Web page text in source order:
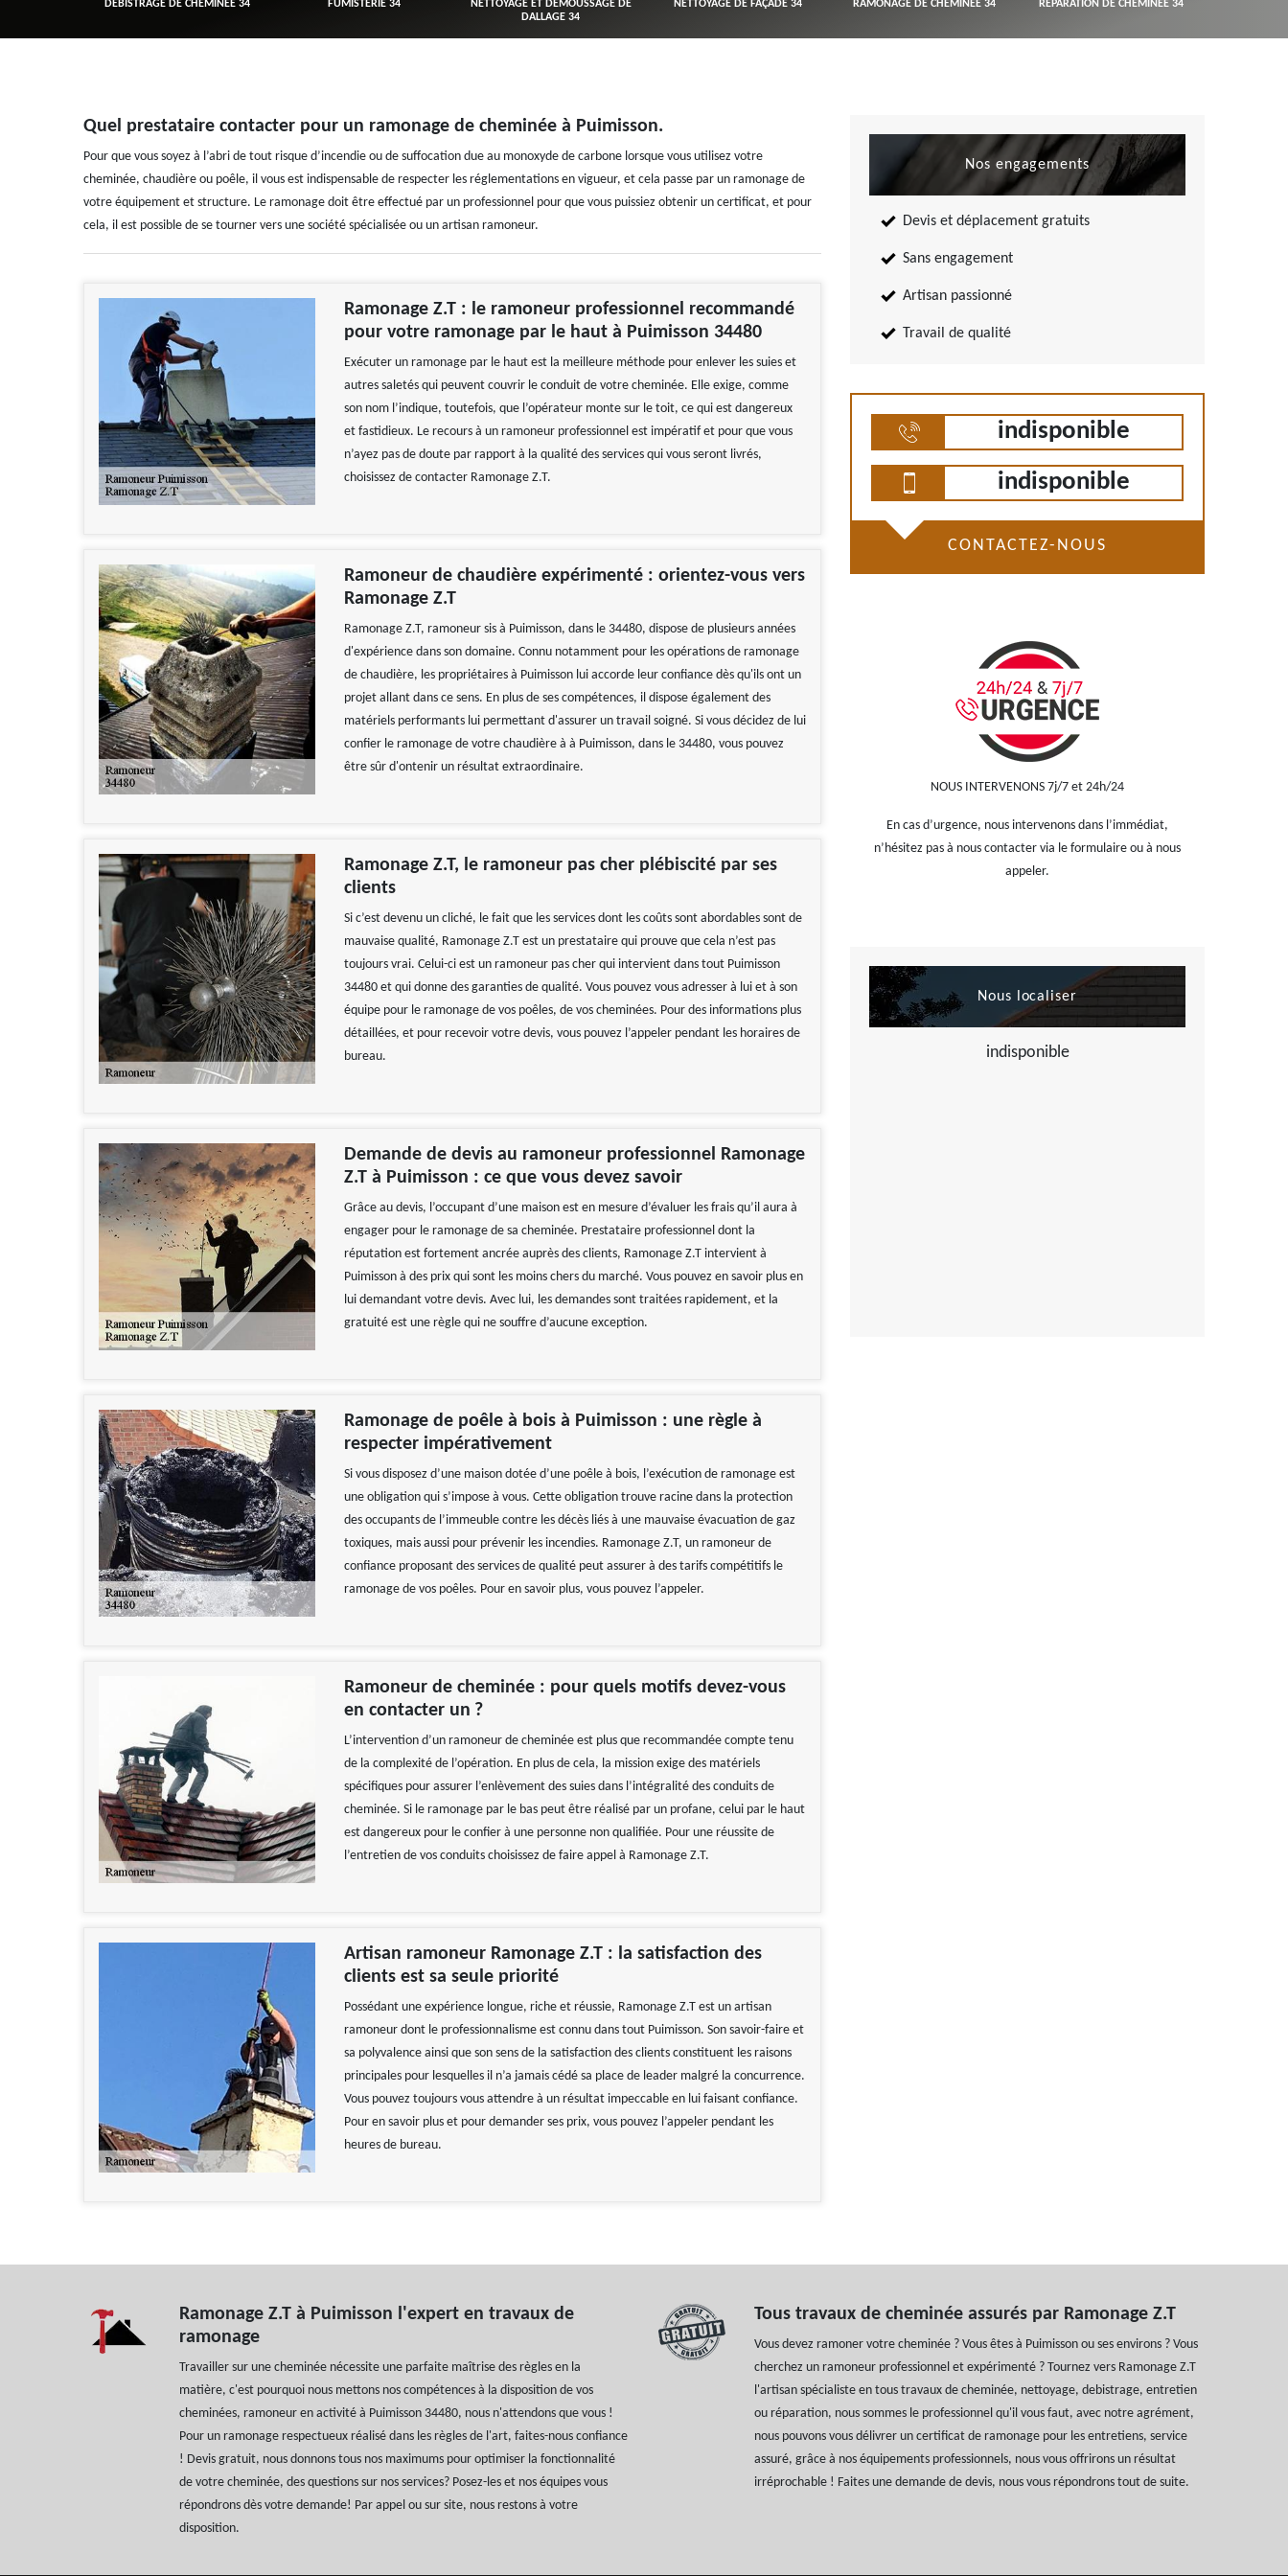
DÉBISTRAGE DE CHEMINÉE 34 FUMISTERIE 34
NETTOYAGE ET DÉMOUSSAGE DE
DALLAGE 34
NETTOYAGE DE FAÇADE 34 RAMONAGE DE CHEMINÉE 34 RÉPARATION DE CHEMINÉE 34
Quel prestataire contacter pour un ramonage de cheminée à Puimisson.
Pour que vous soyez à l’abri de tout risque d’incendie ou de suffocation due au monoxyde de carbone lorsque vous utilisez votre
cheminée, chaudière ou poêle, il vous est indispensable de respecter les réglementations en vigueur, et cela passe par un ramonage de
votre équipement et structure. Le ramonage doit être effectué par un professionnel pour que vous puissiez obtenir un certificat, et pour
cela, il est possible de se tourner vers une société spécialisée ou un artisan ramoneur.
Ramonage Z.T : le ramoneur professionnel recommandé
pour votre ramonage par le haut à Puimisson 34480
Exécuter un ramonage par le haut est la meilleure méthode pour enlever les suies et
autres saletés qui peuvent couvrir le conduit de votre cheminée. Elle exige, comme
son nom l’indique, toutefois, que l’opérateur monte sur le toit, ce qui est dangereux
et fastidieux. Le recours à un ramoneur professionnel est impératif et pour que vous
n’ayez pas de doute par rapport à la qualité des services qui vous seront livrés,
choisissez de contacter Ramonage Z.T.
Ramoneur de chaudière expérimenté : orientez-vous vers
Ramonage Z.T
Ramonage Z.T, ramoneur sis à Puimisson, dans le 34480, dispose de plusieurs années
d'expérience dans son domaine. Connu notamment pour les opérations de ramonage
de chaudière, les propriétaires à Puimisson lui accorde leur confiance dès qu'ils ont un
projet allant dans ce sens. En plus de ses compétences, il dispose également des
matériels performants lui permettant d'assurer un travail soigné. Si vous décidez de lui
confier le ramonage de votre chaudière à à Puimisson, dans le 34480, vous pouvez
être sûr d'ontenir un résultat extraordinaire.
Ramonage Z.T, le ramoneur pas cher plébiscité par ses
clients
Si c’est devenu un cliché, le fait que les services dont les coûts sont abordables sont de
mauvaise qualité, Ramonage Z.T est un prestataire qui prouve que cela n’est pas
toujours vrai. Celui-ci est un ramoneur pas cher qui intervient dans tout Puimisson
34480 et qui donne des garanties de qualité. Vous pouvez vous adresser à lui et à son
équipe pour le ramonage de vos poêles, de vos cheminées. Pour des informations plus
détaillées, et pour recevoir votre devis, vous pouvez l’appeler pendant les horaires de
bureau.
Demande de devis au ramoneur professionnel Ramonage
Z.T à Puimisson : ce que vous devez savoir
Grâce au devis, l’occupant d’une maison est en mesure d’évaluer les frais qu’il aura à
engager pour le ramonage de sa cheminée. Prestataire professionnel dont la
réputation est fortement ancrée auprès des clients, Ramonage Z.T intervient à
Puimisson à des prix qui sont les moins chers du marché. Vous pouvez en savoir plus en
lui demandant votre devis. Avec lui, les demandes sont traitées rapidement, et la
gratuité est une règle qui ne souffre d’aucune exception.
Ramonage de poêle à bois à Puimisson : une règle à
respecter impérativement
Si vous disposez d’une maison dotée d’une poêle à bois, l’exécution de ramonage est
une obligation qui s’impose à vous. Cette obligation trouve racine dans la protection
des occupants de l’immeuble contre les décès liés à une mauvaise évacuation de gaz
toxiques, mais aussi pour prévenir les incendies. Ramonage Z.T, un ramoneur de
confiance proposant des services de qualité peut assurer à des tarifs compétitifs le
ramonage de vos poêles. Pour en savoir plus, vous pouvez l’appeler.
Ramoneur de cheminée : pour quels motifs devez-vous
en contacter un ?
L’intervention d’un ramoneur de cheminée est plus que recommandée compte tenu
de la complexité de l’opération. En plus de cela, la mission exige des matériels
spécifiques pour assurer l’enlèvement des suies dans l’intégralité des conduits de
cheminée. Si le ramonage par le bas peut être réalisé par un profane, celui par le haut
est dangereux pour le confier à une personne non qualifiée. Pour une réussite de
l’entretien de vos conduits choisissez de faire appel à Ramonage Z.T.
Artisan ramoneur Ramonage Z.T : la satisfaction des
clients est sa seule priorité
Possédant une expérience longue, riche et réussie, Ramonage Z.T est un artisan
ramoneur dont le professionnalisme est connu dans tout Puimisson. Son savoir-faire et
sa polyvalence ainsi que son sens de la satisfaction des clients constituent les raisons
principales pour lesquelles il n’a jamais cédé sa place de leader malgré la concurrence.
Vous pouvez toujours vous attendre à un résultat impeccable en lui faisant confiance.
Pour en savoir plus et pour demander ses prix, vous pouvez l’appeler pendant les
heures de bureau.
Nos engagements
Devis et déplacement gratuits
Sans engagement
Artisan passionné
Travail de qualité
indisponible
indisponible
CONTACTEZ-NOUS
NOUS INTERVENONS 7j/7 et 24h/24
En cas d’urgence, nous intervenons dans l’immédiat,
n’hésitez pas à nous contacter via le formulaire ou à nous
appeler.
Nous localiser
indisponible
Ramonage Z.T à Puimisson l'expert en travaux de
ramonage
Travailler sur une cheminée nécessite une parfaite maîtrise des règles en la
matière, c'est pourquoi nous mettons nos compétences à la disposition de vos
cheminées, ramoneur en activité à Puimisson 34480, nous n'attendons que vous !
Pour un ramonage respectueux réalisé dans les règles de l'art, faites-nous confiance
! Devis gratuit, nous donnons tous nos maximums pour optimiser la fonctionnalité
de votre cheminée, des questions sur nos services? Posez-les et nos équipes vous
répondrons dès votre demande! Par appel ou sur site, nous restons à votre
disposition.
Tous travaux de cheminée assurés par Ramonage Z.T
Vous devez ramoner votre cheminée ? Vous êtes à Puimisson ou ses environs ? Vous
cherchez un ramoneur professionnel et expérimenté ? Tournez vers Ramonage Z.T
l'artisan spécialiste en tous travaux de cheminée, nettoyage, debistrage, entretien
ou réparation, nous sommes le professionnel qu'il vous faut, avec notre agrément,
nous pouvons vous délivrer un certificat de ramonage pour les entretiens, service
assuré, grâce à nos équipements professionnels, nous vous offrirons un résultat
irréprochable ! Faites une demande de devis, nous vous répondrons tout de suite.